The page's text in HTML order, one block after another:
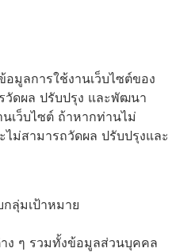
มูลการใช้งานเว็บไซต์ของ
วัดผล ปรับปรุง และพัฒนา
เว็บไซต์ ถ้าหากท่านไม่
ไม่สามารถวัดผล ปรับปรุงและ
กลุ่มเป้าหมาย
ง ๆ รวมทั้งข้อมูลส่วนบุคคล